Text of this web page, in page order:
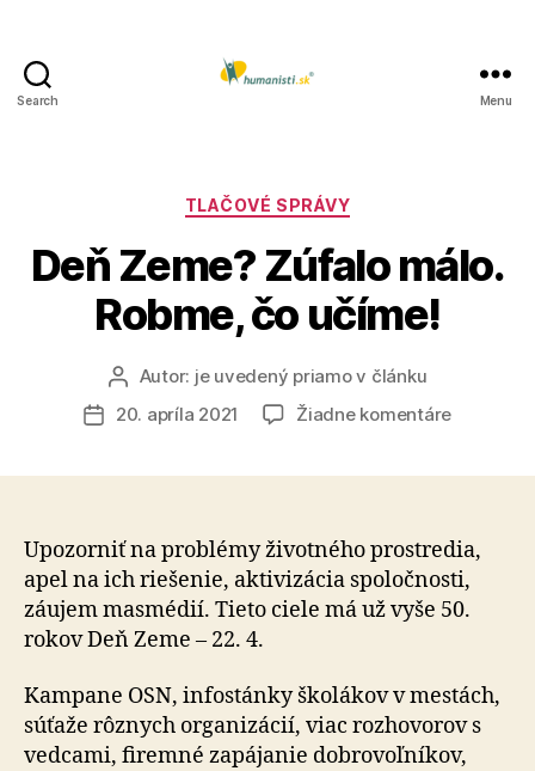
Search Menu
Kategórie
TLAČOVÉ SPRÁVY
Deň Zeme? Zúfalo málo.
Robme, čo učíme!
Autor
článku
Autor: je uvedený priamo v článku
Dátum
20. apríla 2021 Žiadne komentárena
Robme,
čo
učíme!
Upozorniť na problémy životného prostredia,
apel na ich riešenie, aktivizácia spoločnosti,
záujem masmédií. Tieto ciele má už vyše 50.
rokov Deň Zeme – 22. 4.
Kampane OSN, infostánky školákov v mestách,
súťaže rôznych organizácií, viac rozhovorov s
vedcami, firemné zapájanie dobrovoľníkov,